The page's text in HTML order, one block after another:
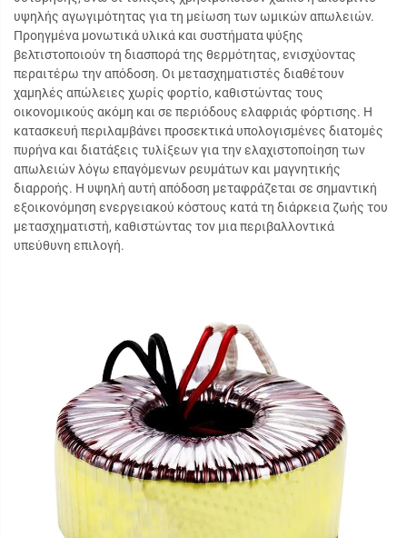
υψηλής αγωγιμότητας για τη μείωση των ωμικών απωλειών.
Προηγμένα μονωτικά υλικά και συστήματα ψύξης
βελτιστοποιούν τη διασπορά της θερμότητας, ενισχύοντας
περαιτέρω την απόδοση. Οι μετασχηματιστές διαθέτουν
χαμηλές απώλειες χωρίς φορτίο, καθιστώντας τους
οικονομικούς ακόμη και σε περιόδους ελαφριάς φόρτισης. Η
κατασκευή περιλαμβάνει προσεκτικά υπολογισμένες διατομές
πυρήνα και διατάξεις τυλίξεων για την ελαχιστοποίηση των
απωλειών λόγω επαγόμενων ρευμάτων και μαγνητικής
διαρροής. Η υψηλή αυτή απόδοση μεταφράζεται σε σημαντική
εξοικονόμηση ενεργειακού κόστους κατά τη διάρκεια ζωής του
μετασχηματιστή, καθιστώντας τον μια περιβαλλοντικά
υπεύθυνη επιλογή.